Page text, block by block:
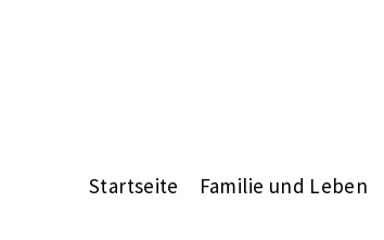
Startseite Familie und Leben